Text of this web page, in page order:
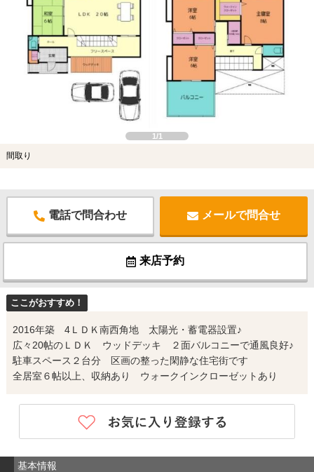
1/1
間取り
電話で問合わせ メールで問合せ
来店予約
ここがおすすめ！
2016年築 4ＬＤＫ南西角地 太陽光・蓄電器設置♪
広々20帖のＬＤＫ ウッドデッキ ２面バルコニーで通風良好♪
駐車スペース２台分 区画の整った閑静な住宅街です
全居室６帖以上、収納あり ウォークインクローゼットあり
基本情報